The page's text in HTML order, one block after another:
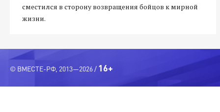
сместился в сторону возвращения бойцов к мирной
жизни.
© ВМЕСТЕ-РФ, 2013—2026 / 16+